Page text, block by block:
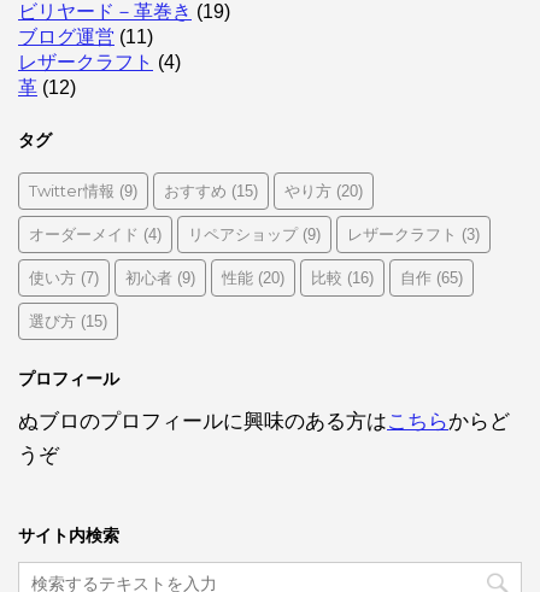
ビリヤード－革巻き (19)
ブログ運営 (11)
レザークラフト (4)
革 (12)
タグ
Twitter情報 (9) おすすめ (15) やり方 (20)
オーダーメイド (4) リペアショップ(9) レザークラフト (3)
使い方 (7) 初心者 (9) 性能 (20) 比較 (16) 自作 (65)
選び方 (15)
プロフィール
ぬブロのプロフィールに興味のある方はこちらからど
うぞ
サイト内検索